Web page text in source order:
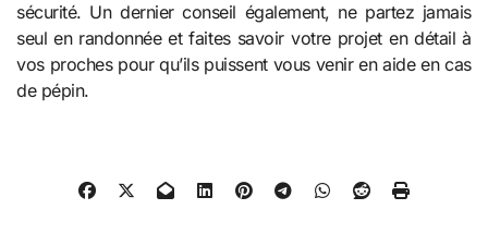
sécurité. Un dernier conseil également, ne partez jamais
seul en randonnée et faites savoir votre projet en détail à
vos proches pour qu’ils puissent vous venir en aide en cas
de pépin.